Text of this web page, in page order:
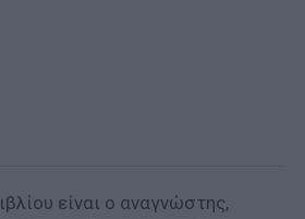
είναι ο αναγνώστης,